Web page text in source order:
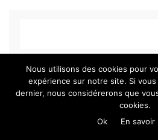
Nous utilisons des cookies pour
expérience sur notre site. Si
dernier, nous considérerons que
cookies.
Ok
En savoir